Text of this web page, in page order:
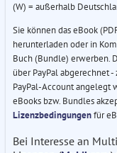
(W) = außerhalb
Sie können das eBook
herunterladen oder in
Buch (Bundle) erwerben.
über PayPal abgerechnet
PayPal-Account angelegt
eBooks bzw. Bundles
Lizenzbedingungenfür
Bei Interesse an